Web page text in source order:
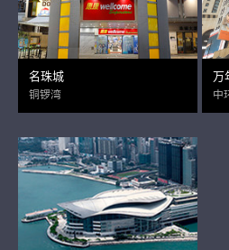
名珠城
铜锣湾
万
中